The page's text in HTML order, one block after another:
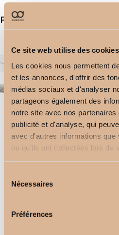
Ce site web utilise des
Les cookies nous permettent
et les annonces, d'offrir des
médias sociaux et d'analyser
partageons également des
notre site avec nos
publicité et d'analyse, qui
avec d'autres informations que
ou qu'ils ont collectées lors de
Nécessaires
Préférences
Productos relacionados
Soporte de techo
2,50€